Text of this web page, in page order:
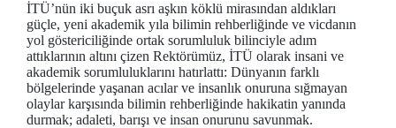
İTÜ’nün iki buçuk asrı aşkın köklü mirasından aldıkları
güçle, yeni akademik yıla bilimin rehberliğinde ve vicdanın
yol göstericiliğinde ortak sorumluluk bilinciyle adım
attıklarının altını çizen Rektörümüz, İTÜ olarak insani ve
akademik sorumluluklarını hatırlattı: Dünyanın farklı
bölgelerinde yaşanan acılar ve insanlık onuruna sığmayan
olaylar karşısında bilimin rehberliğinde hakikatin yanında
durmak; adaleti, barışı ve insan onurunu savunmak.